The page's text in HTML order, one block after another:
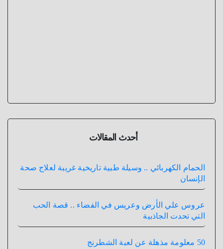
أحدث المقالات
الحمام الكهربائي .. وسيلة طبية تاريخية غريبة لعلاج صحة
الإنسان
عروس علي الأرض وعريس في الفضاء .. قصة الحب
التي تحدت الجاذبية
50 معلومة مذهلة عن لعبة الشطرنج